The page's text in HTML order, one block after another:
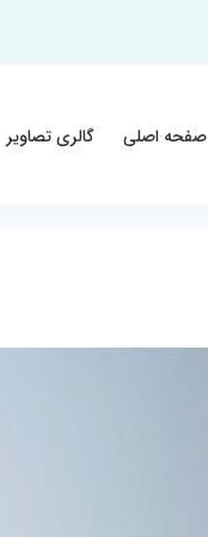
صفحه اصلی گالری تصاویر